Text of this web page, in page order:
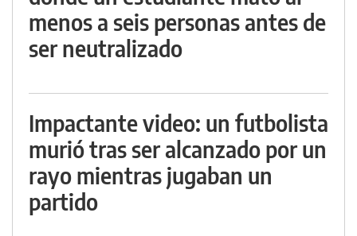
menos a seis personas antes de
ser neutralizado
Impactante video: un futbolista
murió tras ser alcanzado por un
rayo mientras jugaban un
partido